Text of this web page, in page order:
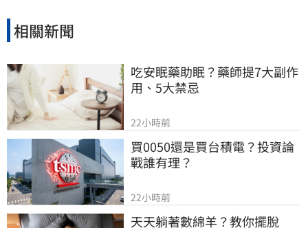
相關新聞
吃安眠藥助眠？藥師提7大副作
用、5大禁忌
22小時前
買0050還是買台積電？投資論
戰誰有理？
22小時前
天天躺著數綿羊？教你擺脫